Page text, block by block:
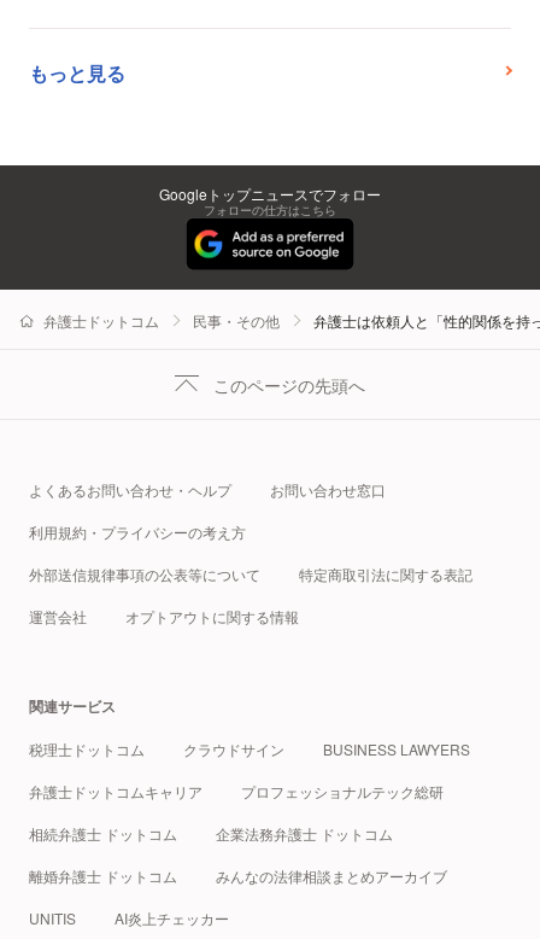
もっと見る
Googleトップニュースでフォロー
フォローの仕方はこちら
弁護士ドットコム 民事・その他 弁護士は依頼人と「性的関係を持
このページの先頭へ
よくあるお問い合わせ・ヘルプ お問い合わせ窓口
利用規約・プライバシーの考え方
外部送信規律事項の公表等について 特定商取引法に関する表記
運営会社 オプトアウトに関する情報
関連サービス
税理士ドットコム クラウドサイン BUSINESS LAWYERS
弁護士ドットコムキャリア プロフェッショナルテック総研
相続弁護士 ドットコム 企業法務弁護士 ドットコム
離婚弁護士 ドットコム みんなの法律相談まとめアーカイブ
UNITIS AI炎上チェッカー